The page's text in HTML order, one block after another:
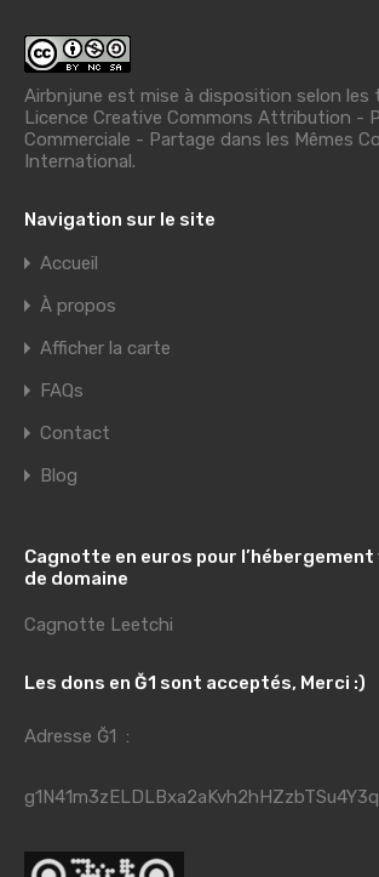
Airbnjune est mise à disposition selon les
Licence Creative Commons Attribution -
Commerciale - Partage dans les Mêmes
International.
Navigation sur le site
Accueil
À propos
Afficher la carte
FAQs
Contact
Blog
Cagnotte en euros pour l’hébergement
de domaine
Cagnotte Leetchi
Les dons en Ğ1 sont acceptés, Merci :)
Adresse Ğ1 :